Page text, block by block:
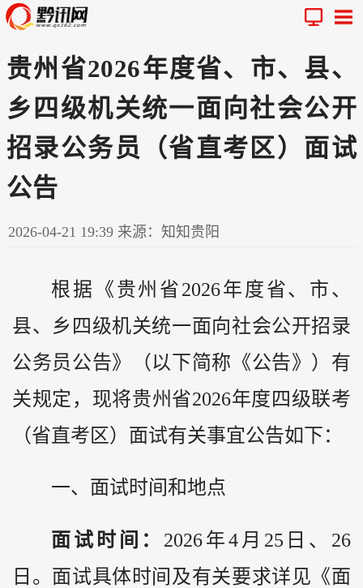
贵州省2026年度省、市、县、
乡四级机关统一面向社会公开
招录公务员（省直考区）面试
公告
2026-04-21 19:39 来源：知知贵阳
根据《贵州 省2026年度省、市、
县、乡四级机关统一面向社会公开招录
公务员公告》（以下简称《公告》）有
关规定，现将贵州省2026年度四级联考
（省直考区）面试有关事宜公告如下：
一、面试时间和地点
面试时间： 2026年4月25日、26
日。面试具体时间及有关要求详见《面